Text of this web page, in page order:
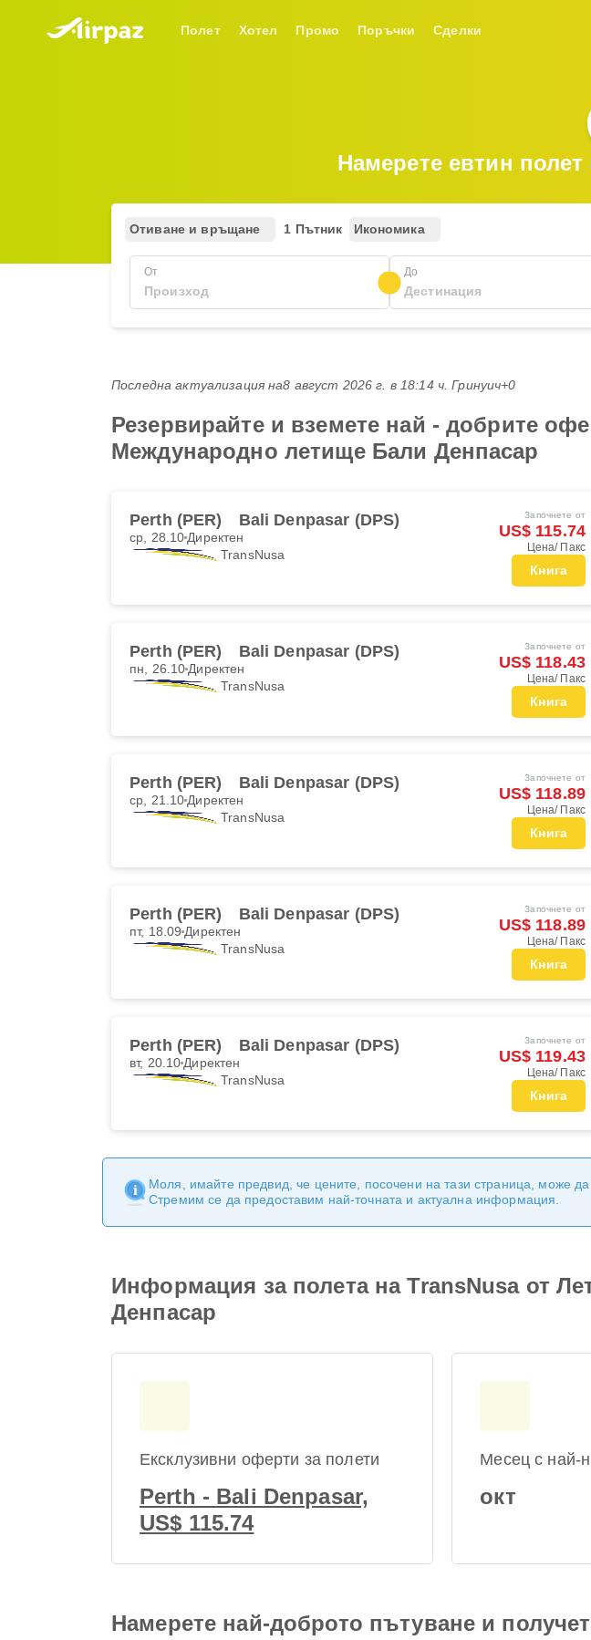
Полет Хотел Промо Поръчки Сделки
Намерете евтин полет
Отиване и връщане 1 Пътник Икономика
От До
Последна актуализация на8 август 2026 г. в 18:14 ч. Гринуич+0
Резервирайте и вземете най - добрите
Международно летище Бали Денпасар
Perth (PER) Bali Denpasar (DPS)
ср, 28.10 Директен
TransNusa
Започнете от
US$ 115.74
Цена/ Пакс
Книга
Perth (PER) Bali Denpasar (DPS)
пн, 26.10 Директен
TransNusa
Започнете от
US$ 118.43
Цена/ Пакс
Книга
Perth (PER) Bali Denpasar (DPS)
ср, 21.10 Директен
TransNusa
Започнете от
US$ 118.89
Цена/ Пакс
Книга
Perth (PER) Bali Denpasar (DPS)
пт, 18.09 Директен
TransNusa
Започнете от
US$ 118.89
Цена/ Пакс
Книга
Perth (PER) Bali Denpasar (DPS)
вт, 20.10 Директен
TransNusa
Започнете от
US$ 119.43
Цена/ Пакс
Книга
Моля, имайте предвид, че цените, посочени на тази страница, може
Стремим се да предоставим най-точната и актуална информация.
Информация за полета на TransNusa от
Денпасар
Ексклузивни оферти за полети
Perth - Bali Denpasar,
US$ 115.74
Месец с най-
окт
Намерете най-доброто пътуване и